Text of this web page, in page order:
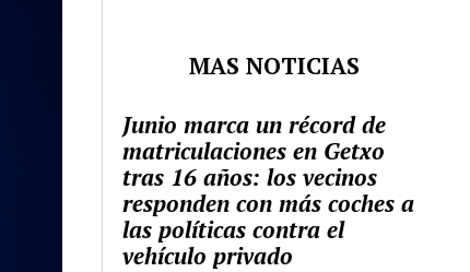
MAS NOTICIAS
Junio marca un récord de
matriculaciones en Getxo
tras 16 años: los vecinos
responden con más coches a
las políticas contra el
vehículo privado